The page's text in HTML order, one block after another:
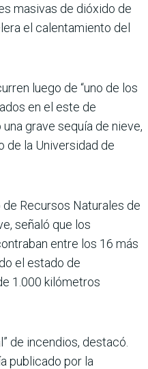
masivas de dióxido de
el calentamiento del
luego de “uno de los
en el este de
grave sequía de nieve,
de la Universidad de
Recursos Naturales de
señaló que los
entre los 16 más
el estado de
1.000 kilómetros
de incendios, destacó.
publicado por la